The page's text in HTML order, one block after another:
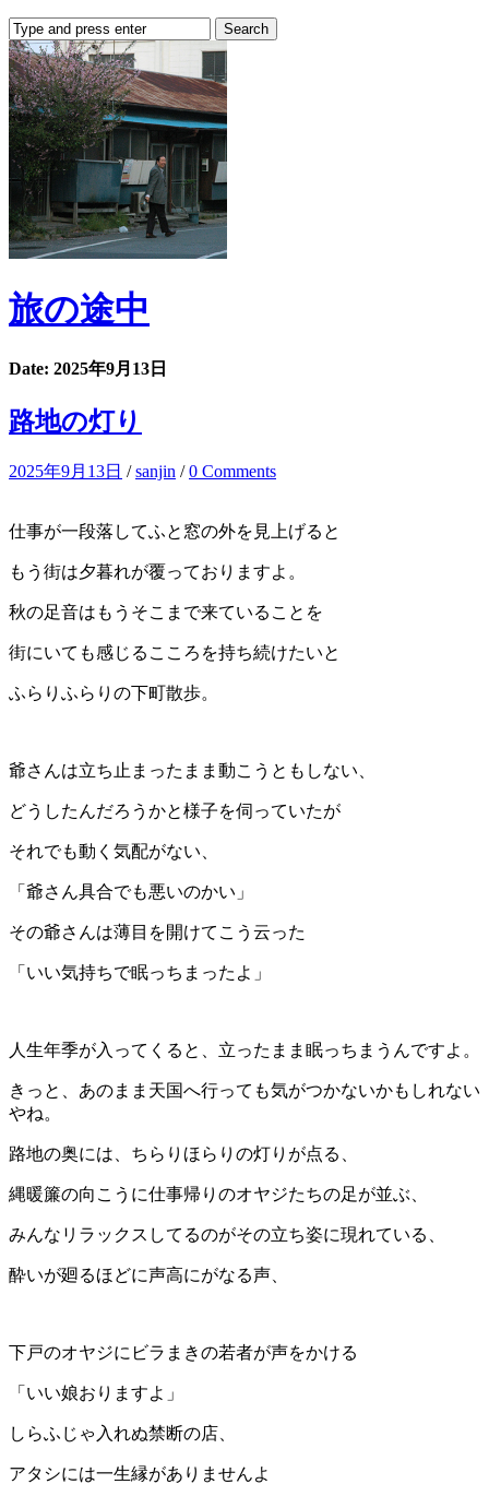
旅の途中
Date: 2025年9月13日
路地の灯り
2025年9月13日 /sanjin /0 Comments
仕事が一段落してふと窓の外を見上げると
もう街は夕暮れが覆っておりますよ。
秋の足音はもうそこまで来ていることを
街にいても感じるこころを持ち続けたいと
ふらりふらりの下町散歩。
爺さんは立ち止まったまま動こうともしない、
どうしたんだろうかと様子を伺っていたが
それでも動く気配がない、
「爺さん具合でも悪いのかい」
その爺さんは薄目を開けてこう云った
「いい気持ちで眠っちまったよ」
人生年季が入ってくると、立ったまま眠っちまうんですよ。
きっと、あのまま天国へ行っても気がつかないかもしれない
やね。
路地の奥には、ちらりほらりの灯りが点る、
縄暖簾の向こうに仕事帰りのオヤジたちの足が並ぶ、
みんなリラックスしてるのがその立ち姿に現れている、
酔いが廻るほどに声高にがなる声、
下戸のオヤジにビラまきの若者が声をかける
「いい娘おりますよ」
しらふじゃ入れぬ禁断の店、
アタシには一生縁がありませんよ